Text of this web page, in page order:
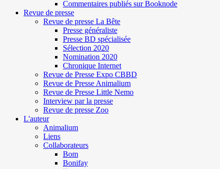
Commentaires publiés sur Booknode
Revue de presse
Revue de presse La Bête
Presse généraliste
Presse BD spécialisée
Sélection 2020
Nomination 2020
Chronique Internet
Revue de Presse Expo CBBD
Revue de Presse Animalium
Revue de Presse Little Nemo
Interview par la presse
Revue de presse Zoo
L'auteur
Animalium
Liens
Collaborateurs
Bom
Bonifay